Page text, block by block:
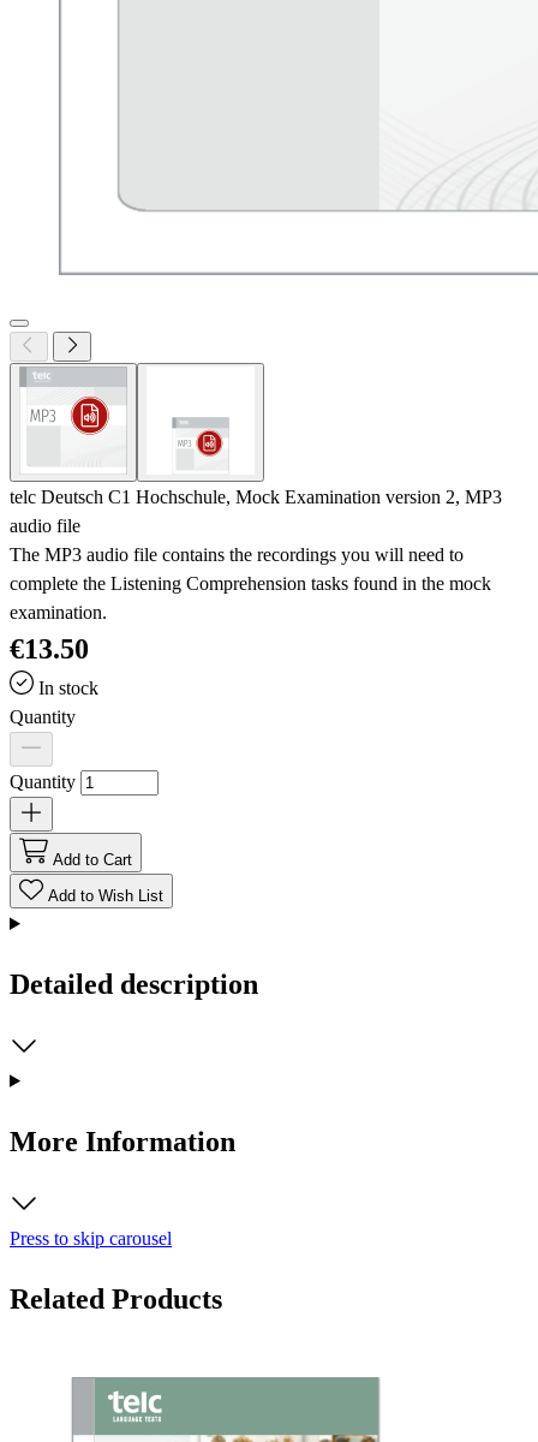
telc Deutsch C1 Hochschule, Mock Examination version 2, MP3
audio file
The MP3 audio file contains the recordings you will need to
complete the Listening Comprehension tasks found in the mock
examination.
€13.50
In stock
Quantity
Quantity
Add to Cart
Add to Wish List
Detailed description
More Information
Press to skip carousel
Related Products